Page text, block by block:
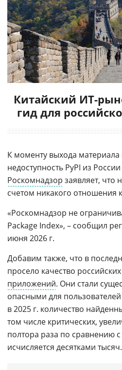
Китайский ИТ-
гид для
К моменту выхода
недоступность PyPI из
Роскомнадзор заявляет, что
счетом никакого отношения
«Роскомнадзор не
Package Index», – сообщил
июня 2026 г.
Добавим также, что в
просело качество российских
приложений. Они стали
опасными для пользователей
в 2025 г. количество
том числе критических,
полтора раза по сравнению с
исчисляется десятками тысяч.